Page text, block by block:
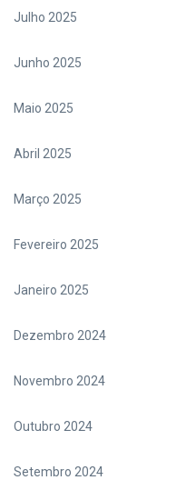
Julho 2025
Junho 2025
Maio 2025
Abril 2025
Março 2025
Fevereiro 2025
Janeiro 2025
Dezembro 2024
Novembro 2024
Outubro 2024
Setembro 2024